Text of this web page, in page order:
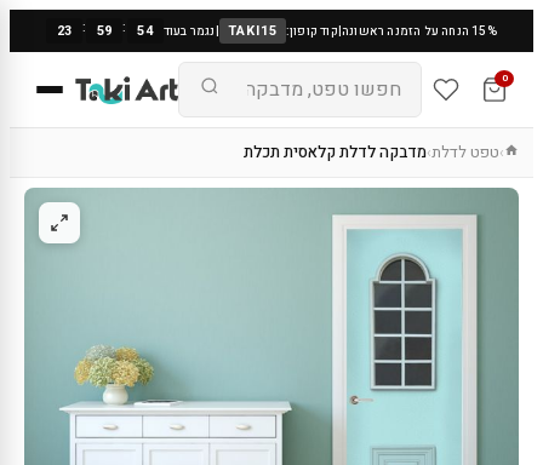
15% הנחה על הזמנה ראשונה |קוד קופון: TAKI15
|נגמר בעוד 23 : 59 : 53
0
›טפט לדלת›מדבקה לדלת קלאסית תכלת